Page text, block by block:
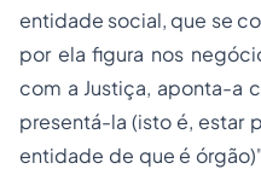
entidade social, que se
por ela figura nos
com a Justiça, aponta-a
presentá-la (isto é, estar
entidade de que é